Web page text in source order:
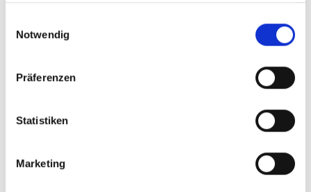
Notwendig
Präferenzen
Statistiken
Marketing